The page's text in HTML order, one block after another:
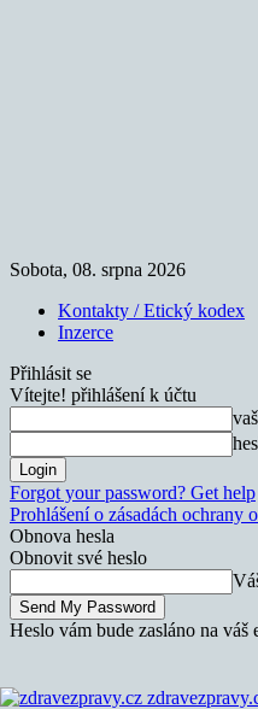
Sobota, 08. srpna 2026
Kontakty / Etický kodex
Inzerce
Přihlásit se
Vítejte! přihlášení k účtu
Forgot your password? Get help
Prohlášení o zásadách ochrany
Obnova hesla
Obnovit své heslo
Heslo vám bude zasláno na váš